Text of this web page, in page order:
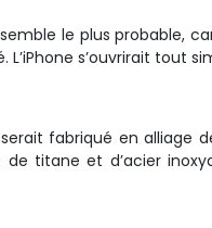
le plus probable,
s’ouvrirait tout
fabriqué en
de titane et d’acier